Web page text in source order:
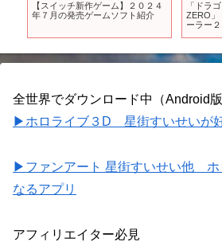
【スイッチ新作ゲーム】２０２４
年７月の発売ゲームソフト紹介
「ドラ
ZERO」
ーラー２
全世界でダウンロード中（Android版
▶ホロライブ３D 星街すいせいが
▶ファンアート 星街すいせい他 ホ
なるアプリ
アフィリエイター必見